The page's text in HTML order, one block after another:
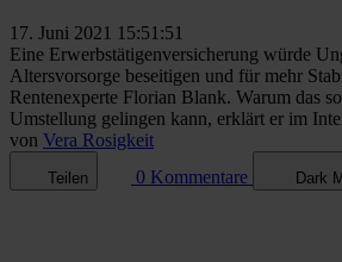
17. Juni 2021 15:51:51
Eine Erwerbstätigenversicherung würde
Altersvorsorge beseitigen und für mehr
Rentenexperte Florian Blank. Warum das
Umstellung gelingen kann, erklärt er im
von Vera Rosigkeit
Teilen 0 Kommentare Dark